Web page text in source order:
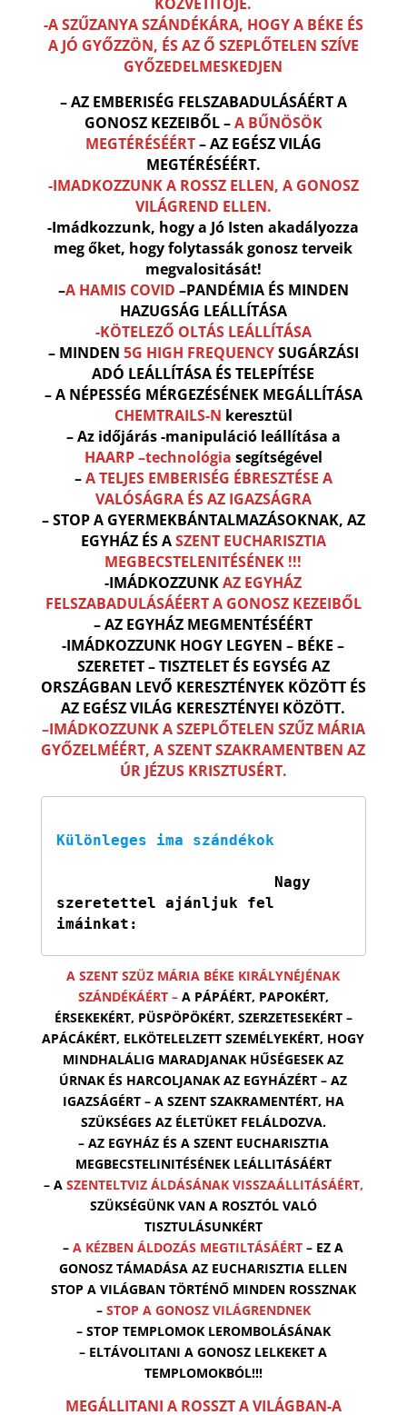
-A SZŰZANYA SZÁNDÉKÁRA, HOGY A BÉKE ÉS
A JÓ GYŐZZÖN, ÉS AZ Ő SZEPLŐTELEN SZÍVE
GYŐZEDELMESKEDJEN
– AZ EMBERISÉG FELSZABADULÁSÁÉRT A
GONOSZ KEZEIBŐL –A BŰNÖSÖK
MEGTÉRÉSÉÉRT– AZ EGÉSZ VILÁG
MEGTÉRÉSÉÉRT.
-IMADKOZZUNK A ROSSZ ELLEN, A GONOSZ
VILÁGREND ELLEN.
-Imádkozzunk, hogy a Jó Isten akadályozza
meg őket, hogy folytassák gonosz terveik
megvalositását!
–A HAMIS COVID –PANDÉMIA ÉS MINDEN
HAZUGSÁG LEÁLLÍTÁSA
-KÖTELEZŐ OLTÁS LEÁLLÍTÁSA
– MINDEN 5G HIGH FREQUENCYSUGÁRZÁSI
ADÓ LEÁLLÍTÁSA ÉS TELEPÍTÉSE
– A NÉPESSÉG MÉRGEZÉSÉNEK MEGÁLLÍTÁSA
CHEMTRAILS-N keresztül
– Az időjárás -manipuláció leállítása a
HAARP –technológia segítségével
–A TELJES EMBERISÉG ÉBRESZTÉSE A
VALÓSÁGRA ÉS AZ IGAZSÁGRA
– STOP A GYERMEKBÁNTALMAZÁSOKNAK, AZ
EGYHÁZ ÉS ASZENT EUCHARISZTIA
MEGBECSTELENITÉSÉNEK !!!
-IMÁDKOZZUNKAZ EGYHÁZ
FELSZABADULÁSÁÉERT A GONOSZ KEZEIBŐL
– AZ EGYHÁZ MEGMENTÉSÉÉRT
-IMÁDKOZZUNK HOGY LEGYEN – BÉKE –
SZERETET – TISZTELET ÉS EGYSÉG AZ
ORSZÁGBAN LEVŐ KERESZTÉNYEK KÖZÖTT ÉS
AZ EGÉSZ VILÁG KERESZTÉNYEI KÖZÖTT.
–IMÁDKOZZUNK A SZEPLŐTELEN SZŰZ MÁRIA
GYŐZELMÉÉRT, A SZENT SZAKRAMENTBEN AZ
ÚR JÉZUS KRISZTUSÉRT.
Különleges ima szándékok
Nagy
szeretettel ajánljuk fel
imáinkat:
A SZENT SZÜZ MÁRIA BÉKE KIRÁLYNÉJÉNAK
SZÁNDÉKÁÉRT –A PÁPÁÉRT, PAPOKÉRT,
ÉRSEKEKÉRT, PÜSPÖPÖKÉRT, SZERZETESEKÉRT –
APÁCÁKÉRT, ELKÖTELELZETT SZEMÉLYEKÉRT, HOGY
MINDHALÁLIG MARADJANAK HŰSÉGESEK AZ
ÚRNAK ÉS HARCOLJANAK AZ EGYHÁZÉRT – AZ
IGAZSÁGÉRT – A SZENT SZAKRAMENTÉRT, HA
SZÜKSÉGES AZ ÉLETÜKET FELÁLDOZVA.
– AZ EGYHÁZ ÉS A SZENT EUCHARISZTIA
MEGBECSTELINITÉSÉNEK LEÁLLITÁSÁÉRT
– ASZENTELTVIZ ÁLDÁSÁNAK VISSZAÁLLITÁSÁÉRT,
SZÜKSÉGÜNK VAN A ROSZTÓL VALÓ
TISZTULÁSUNKÉRT
– A KÉZBEN ÁLDOZÁS MEGTILTÁSÁÉRT– EZ A
GONOSZ TÁMADÁSA AZ EUCHARISZTIA ELLEN
STOP A VILÁGBAN TÖRTÉNŐ MINDEN ROSSZNAK
–STOP A GONOSZ VILÁGRENDNEK
– STOP TEMPLOMOK LEROMBOLÁSÁNAK
– ELTÁVOLITANI A GONOSZ LELKEKET A
TEMPLOMOKBÓL!!!
MEGÁLLITANI A ROSSZT A VILÁGBAN-A